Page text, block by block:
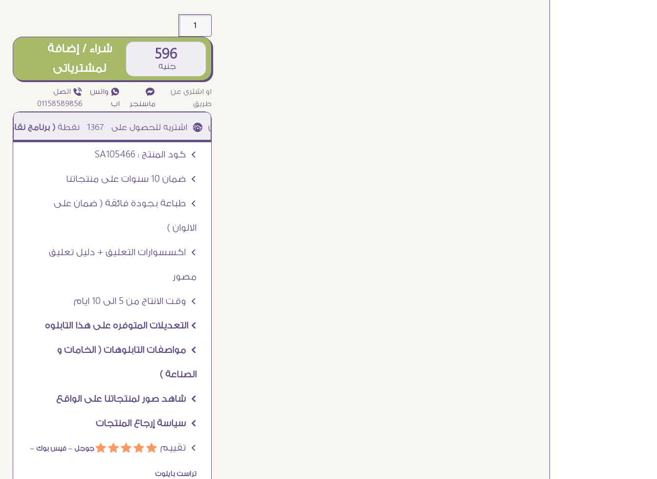
596
جنيه
شراء / إضافة
لمشترياتى
او اشترى عن
طريق
¥
ماسنجر
₧ واتس
اب
ƒ اتصل
01158589856
1367 نقطة( برنامج نقاطى )à خصم 5% للعملاء الجدد à شحن مجانى عند الشراء ب 4000 جنيه à
Ö كود المنتج : SA105466
Ö ضمان 10 سنوات على منتجاتنا
Ö طباعة بجودة فائقة ( ضمان على
الالوان )
Ö اكسسوارات التعليق + دليل تعليق
مصور
Ö وقت الانتاج من 5 الى 10 ايام
Ö التعديلات المتوفره على هذا التابلوه
Ö مواصفات التابلوهات ( الخامات و
الصناعة )
Ö شاهد صور لمنتجاتنا على الواقع
Ö سياسة إرجاع المنتجات
Ö تقييم áááááجوجل – فيس بوك –
تراست بايلوت